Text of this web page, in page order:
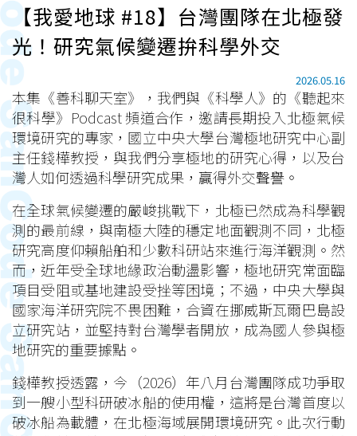
【我愛地球 #18】台灣團隊在北極發
光！研究氣候變遷拚科學外交
2026.05.16
本集《善科聊天室》，我們與《科學人》的《聽起來
很科學》Podcast 頻道合作，邀請長期投入北極氣候
環境研究的專家，國立中央大學台灣極地研究中心副
主任錢樺教授，與我們分享極地的研究心得，以及台
灣人如何透過科學研究成果，贏得外交聲譽。
在全球氣候變遷的嚴峻挑戰下，北極已然成為科學觀
測的最前線，與南極大陸的穩定地面觀測不同，北極
研究高度仰賴船舶和少數科研站來進行海洋觀測。然
而，近年受全球地緣政治動盪影響，極地研究常面臨
項目受阻或基地建設受挫等困境；不過，中央大學與
國家海洋研究院不畏困難，合資在挪威斯瓦爾巴島設
立研究站，並堅持對台灣學者開放，成為國人參與極
地研究的重要據點。
錢樺教授透露，今（2026）年八月台灣團隊成功爭取
到一艘小型科研破冰船的使用權，這將是台灣首度以
破冰船為載體，在北極海域展開環境研究。此次行動